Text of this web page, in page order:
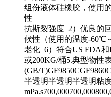
组份液体硅橡胶，使用
性 1）优
抗斯裂强度 2）优良的
候性（使用的温度-60℃
老化 6）符合US FDA
或200KG/桶5.典型物性
(GB/
半透明半透明半透明粘